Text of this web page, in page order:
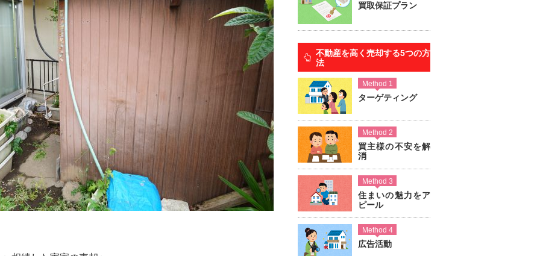
買取保証プラン
不動産を高く売却する5つの方
法
Method 1
ターゲティング
Method 2
買主様の不安を解
消
Method 3
住まいの魅力をア
ピール
Method 4
広告活動